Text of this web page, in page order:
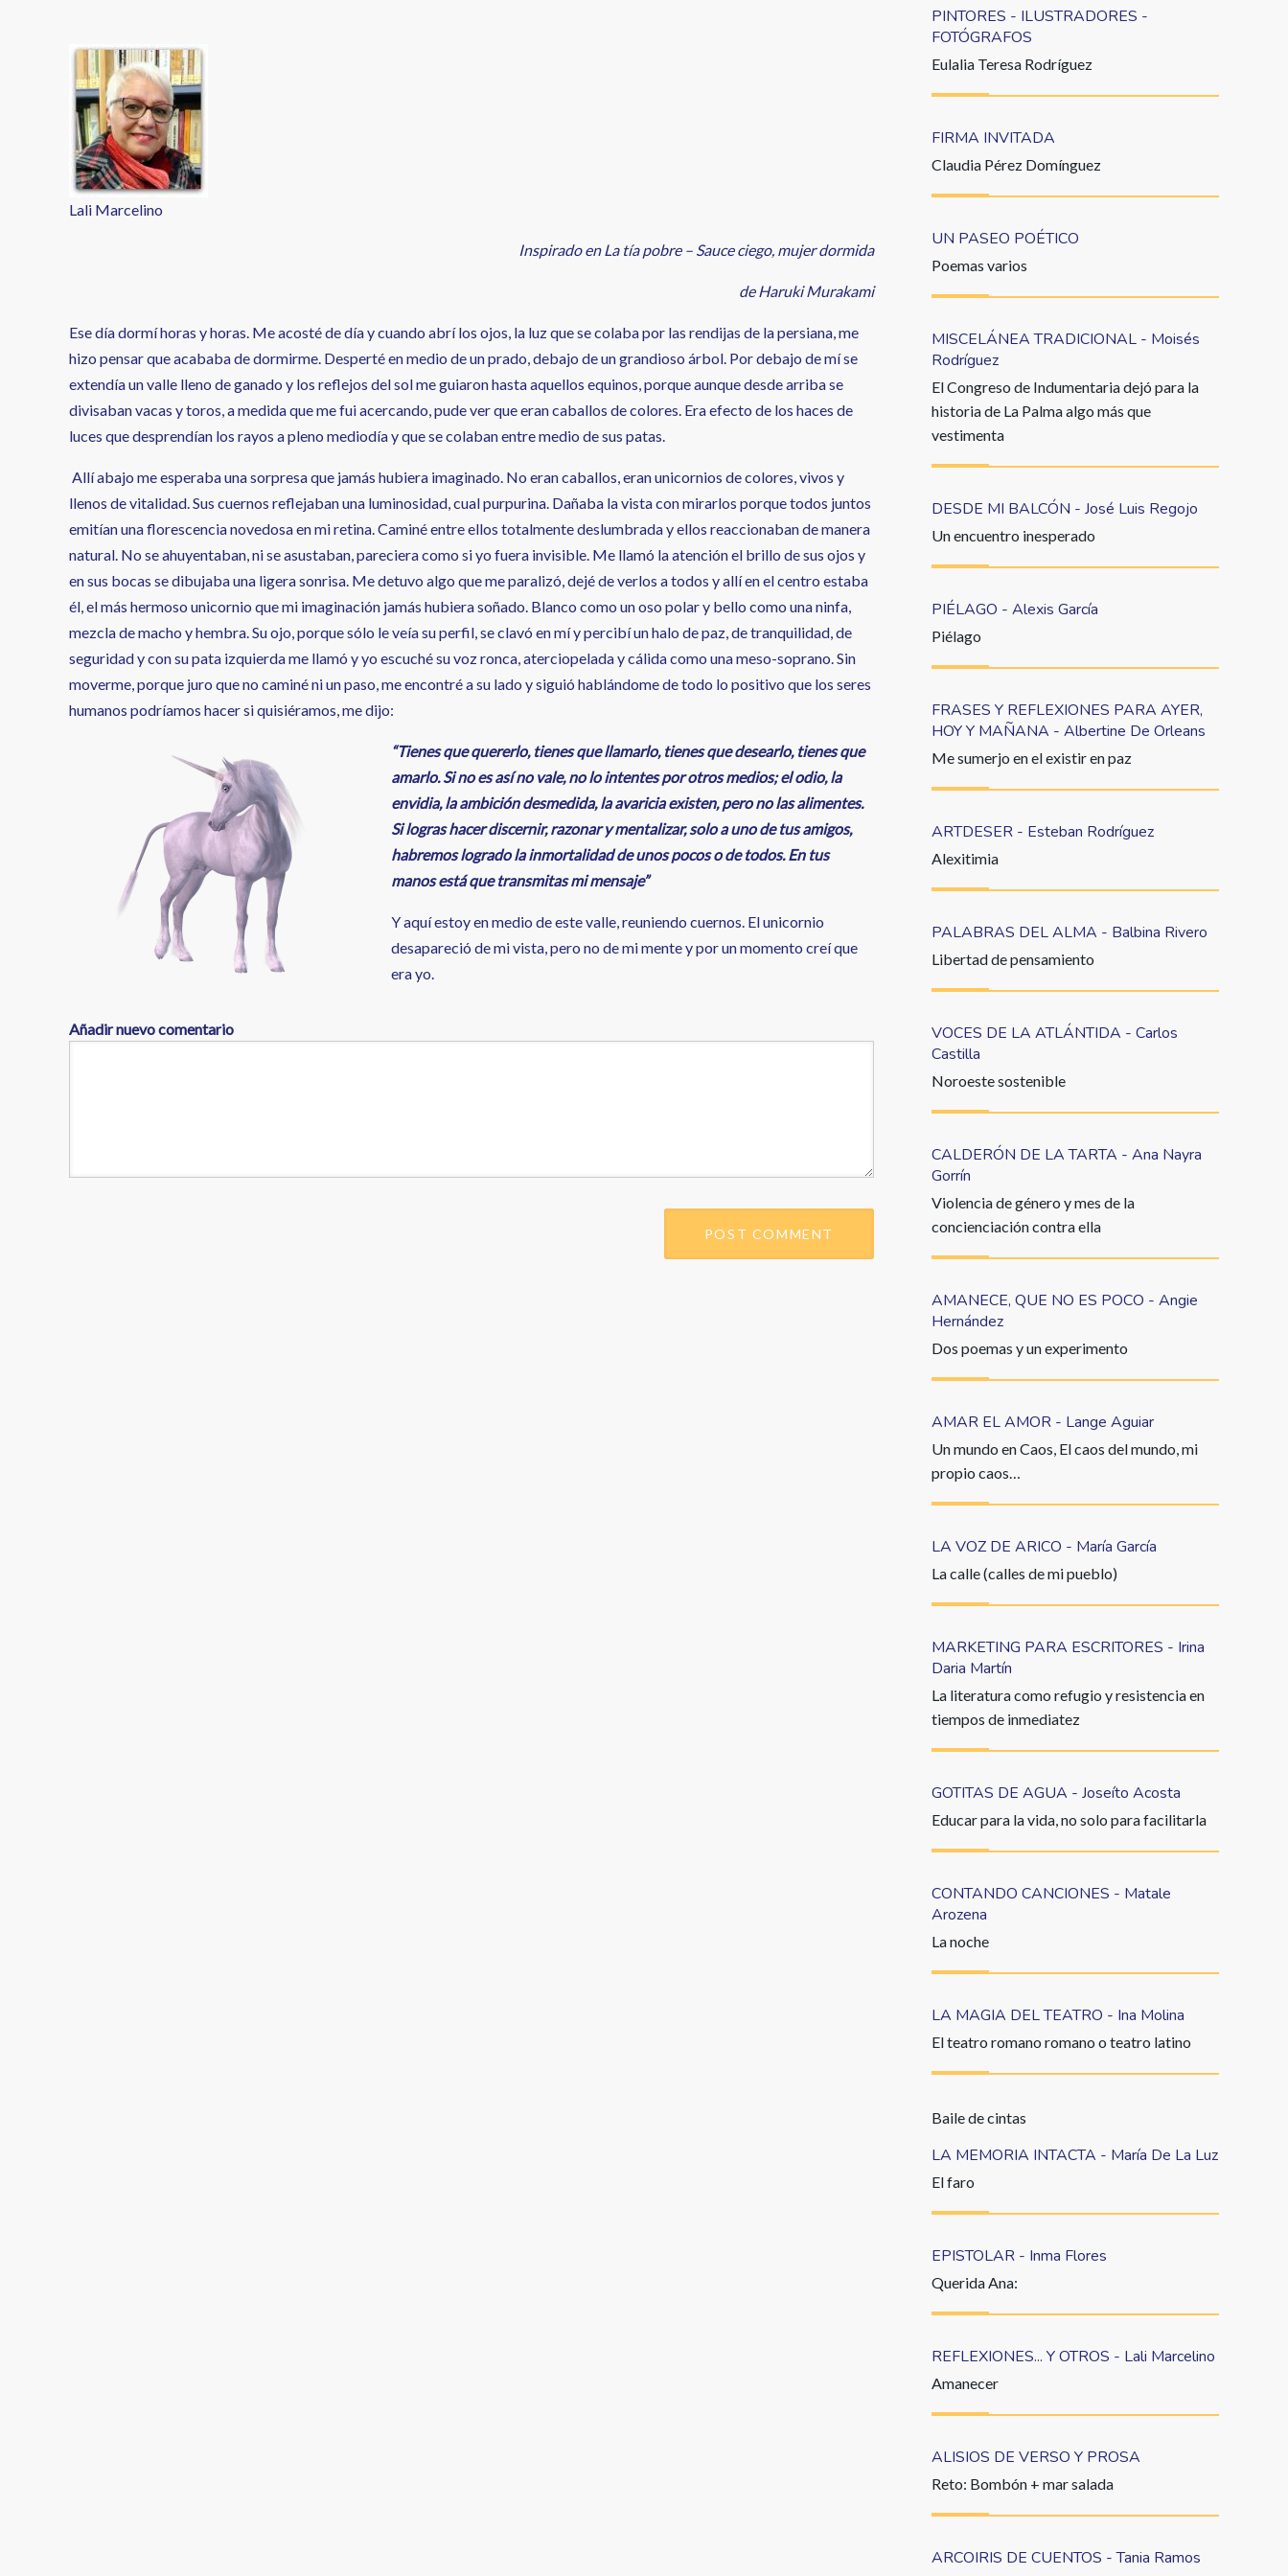
de
ayuda
a
la
navegación
Lali Marcelino
Inspirado en La tía pobre – Sauce ciego, mujer dormida
de Haruki Murakami
Ese día dormí horas y horas. Me acosté de día y cuando abrí los ojos, la luz que se colaba por las rendijas de la persiana, me
hizo pensar que acababa de dormirme. Desperté en medio de un prado, debajo de un grandioso árbol. Por debajo de mí se
extendía un valle lleno de ganado y los reflejos del sol me guiaron hasta aquellos equinos, porque aunque desde arriba se
divisaban vacas y toros, a medida que me fui acercando, pude ver que eran caballos de colores. Era efecto de los haces de
luces que desprendían los rayos a pleno mediodía y que se colaban entre medio de sus patas.
Allí abajo me esperaba una sorpresa que jamás hubiera imaginado. No eran caballos, eran unicornios de colores, vivos y
llenos de vitalidad. Sus cuernos reflejaban una luminosidad, cual purpurina. Dañaba la vista con mirarlos porque todos juntos
emitían una florescencia novedosa en mi retina. Caminé entre ellos totalmente deslumbrada y ellos reaccionaban de manera
natural. No se ahuyentaban, ni se asustaban, pareciera como si yo fuera invisible. Me llamó la atención el brillo de sus ojos y
en sus bocas se dibujaba una ligera sonrisa. Me detuvo algo que me paralizó, dejé de verlos a todos y allí en el centro estaba
él, el más hermoso unicornio que mi imaginación jamás hubiera soñado. Blanco como un oso polar y bello como una ninfa,
mezcla de macho y hembra. Su ojo, porque sólo le veía su perfil, se clavó en mí y percibí un halo de paz, de tranquilidad, de
seguridad y con su pata izquierda me llamó y yo escuché su voz ronca, aterciopelada y cálida como una meso-soprano. Sin
moverme, porque juro que no caminé ni un paso, me encontré a su lado y siguió hablándome de todo lo positivo que los seres
humanos podríamos hacer si quisiéramos, me dijo:
“Tienes que quererlo, tienes que llamarlo, tienes que desearlo, tienes que
amarlo. Si no es así no vale, no lo intentes por otros medios; el odio, la
envidia, la ambición desmedida, la avaricia existen, pero no las alimentes.
Si logras hacer discernir, razonar y mentalizar, solo a uno de tus amigos,
habremos logrado la inmortalidad de unos pocos o de todos. En tus
manos está que transmitas mi mensaje”
Y aquí estoy en medio de este valle, reuniendo cuernos. El unicornio
desapareció de mi vista, pero no de mi mente y por un momento creí que
era yo.
Añadir nuevo comentario
PINTORES - ILUSTRADORES -
FOTÓGRAFOS
Eulalia Teresa Rodríguez
FIRMA INVITADA
Claudia Pérez Domínguez
UN PASEO POÉTICO
Poemas varios
MISCELÁNEA TRADICIONAL - Moisés
Rodríguez
El Congreso de Indumentaria dejó para la
historia de La Palma algo más que
vestimenta
DESDE MI BALCÓN - José Luis Regojo
Un encuentro inesperado
PIÉLAGO - Alexis García
Piélago
FRASES Y REFLEXIONES PARA AYER,
HOY Y MAÑANA - Albertine De Orleans
Me sumerjo en el existir en paz
ARTDESER - Esteban Rodríguez
Alexitimia
PALABRAS DEL ALMA - Balbina Rivero
Libertad de pensamiento
VOCES DE LA ATLÁNTIDA - Carlos
Castilla
Noroeste sostenible
CALDERÓN DE LA TARTA - Ana Nayra
Gorrín
Violencia de género y mes de la
concienciación contra ella
AMANECE, QUE NO ES POCO - Angie
Hernández
Dos poemas y un experimento
AMAR EL AMOR - Lange Aguiar
Un mundo en Caos, El caos del mundo, mi
propio caos…
LA VOZ DE ARICO - María García
La calle (calles de mi pueblo)
MARKETING PARA ESCRITORES - Irina
Daria Martín
La literatura como refugio y resistencia en
tiempos de inmediatez
GOTITAS DE AGUA - Joseíto Acosta
Educar para la vida, no solo para facilitarla
CONTANDO CANCIONES - Matale
Arozena
La noche
LA MAGIA DEL TEATRO - Ina Molina
El teatro romano romano o teatro latino
Baile de cintas
LA MEMORIA INTACTA - María De La Luz
El faro
EPISTOLAR - Inma Flores
Querida Ana:
REFLEXIONES... Y OTROS - Lali Marcelino
Amanecer
ALISIOS DE VERSO Y PROSA
Reto: Bombón + mar salada
ARCOIRIS DE CUENTOS - Tania Ramos